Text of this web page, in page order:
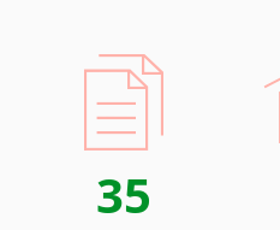
35